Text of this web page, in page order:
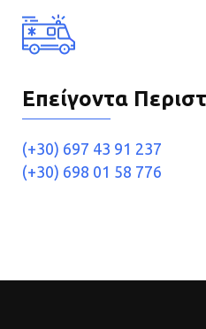
Επείγοντα
(+30) 697 43 91 237
(+30) 698 01 58 776